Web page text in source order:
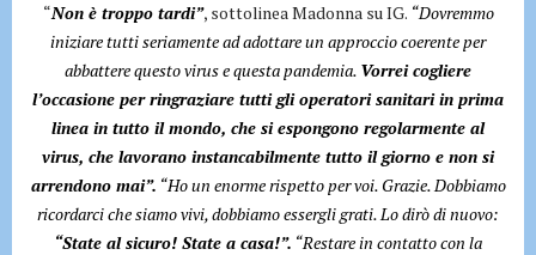
“Non è troppo tardi”, sottolinea Madonna su IG. “Dovremmo
iniziare tutti seriamente ad adottare un approccio coerente per
abbattere questo virus e questa pandemia. Vorrei cogliere
l’occasione per ringraziare tutti gli operatori sanitari in prima
linea in tutto il mondo, che si espongono regolarmente al
virus, che lavorano instancabilmente tutto il giorno e non si
arrendono mai”. “Ho un enorme rispetto per voi. Grazie. Dobbiamo
ricordarci che siamo vivi, dobbiamo essergli grati. Lo dirò di nuovo:
“State al sicuro! State a casa!”. “Restare in contatto con la